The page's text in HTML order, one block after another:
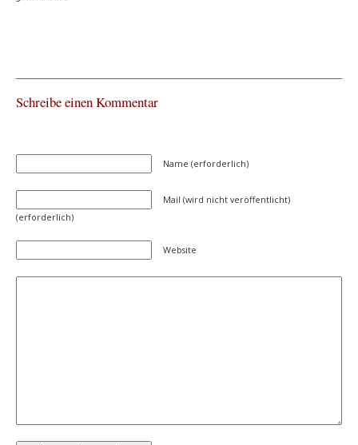
Schreibe einen Kommentar
Name (erforderlich)
Mail (wird nicht veröffentlicht)
(erforderlich)
Website